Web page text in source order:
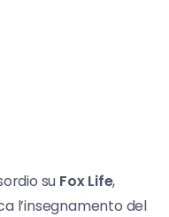
su Fox Life,
l’insegnamento del